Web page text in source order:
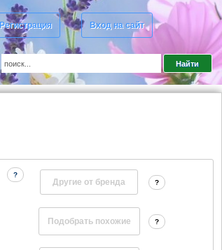
Регистрация Вход на сайт
?
Другие от бренда ?
?